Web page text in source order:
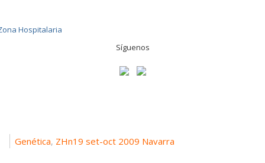
Síguenos
Genética, ZHn19 set-oct 2009 Navarra